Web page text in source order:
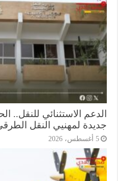
الاستثنائي للنقل..
لمهنيي النقل الطرقي